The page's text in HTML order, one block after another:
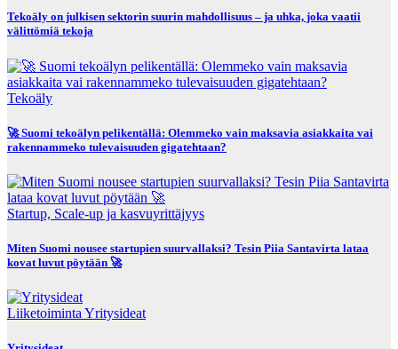
Tekoäly on julkisen sektorin suurin mahdollisuus – ja uhka, joka vaatii
välittömiä tekoja
Tekoäly
🚀 Suomi tekoälyn pelikentällä: Olemmeko vain maksavia asiakkaita vai
rakennammeko tulevaisuuden gigatehtaan?
Startup, Scale-up ja kasvuyrittäjyys
Miten Suomi nousee startupien suurvallaksi? Tesin Piia Santavirta lataa
kovat luvut pöytään 🚀
Liiketoiminta Yritysideat